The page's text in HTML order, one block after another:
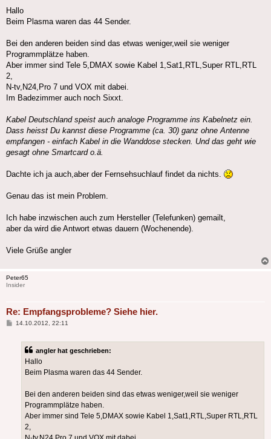
Hallo
Beim Plasma waren das 44 Sender.
Bei den anderen beiden sind das etwas weniger,weil sie weniger
Programmplätze haben.
Aber immer sind Tele 5,DMAX sowie Kabel 1,Sat1,RTL,Super RTL,RTL
2,
N-tv,N24,Pro 7 und VOX mit dabei.
Im Badezimmer auch noch Sixxt.
Kabel Deutschland speist auch analoge Programme ins Kabelnetz ein.
Dass heisst Du kannst diese Programme (ca. 30) ganz ohne Antenne
empfangen - einfach Kabel in die Wanddose stecken. Und das geht wie
gesagt ohne Smartcard o.ä.
Dachte ich ja auch,aber der Fernsehsuchlauf findet da nichts.
Genau das ist mein Problem.
Ich habe inzwischen auch zum Hersteller (Telefunken) gemailt,
aber da wird die Antwort etwas dauern (Wochenende).
Viele Grüße angler
Peter65
Insider
Re: Empfangsprobleme? Siehe hier.
Beitrag
14.10.2012, 22:11
angler hat geschrieben:
Hallo
Beim Plasma waren das 44 Sender.
Bei den anderen beiden sind das etwas weniger,weil sie weniger
Programmplätze haben.
Aber immer sind Tele 5,DMAX sowie Kabel 1,Sat1,RTL,Super RTL,RTL
2,